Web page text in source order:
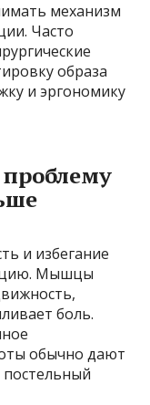
механизм
Часто
образа
и эргономику
и избегание
Мышцы
боль.
обычно дают